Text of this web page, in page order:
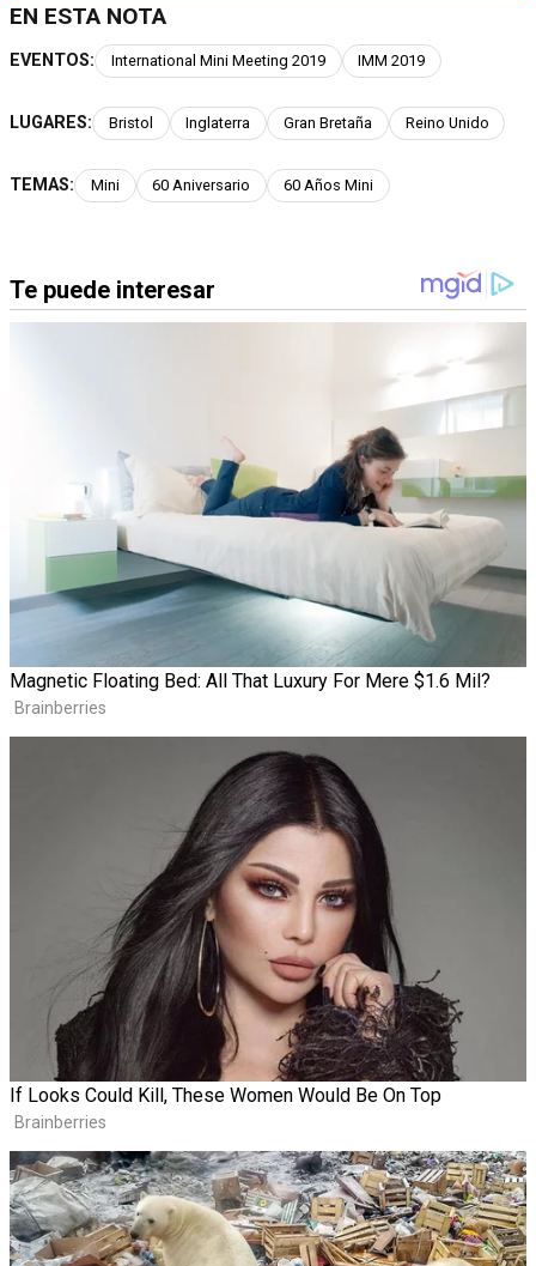
EN ESTA NOTA
EVENTOS: International Mini Meeting 2019 IMM 2019
LUGARES: Bristol Inglaterra Gran Bretaña Reino Unido
TEMAS: Mini 60 Aniversario 60 Años Mini